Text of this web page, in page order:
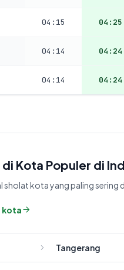
04:15 04:25
04:14 04:24
04:14 04:24
Kota Populer di
sholat kota yang paling sering
kota
Tangerang